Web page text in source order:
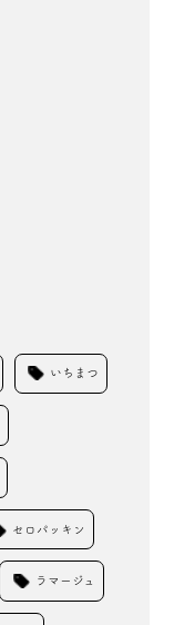
いちまつ
セロパッキン
ラマージュ